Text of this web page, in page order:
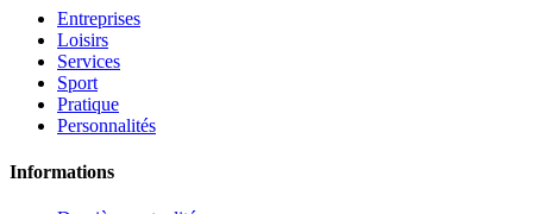
Entreprises
Loisirs
Services
Sport
Pratique
Personnalités
Informations